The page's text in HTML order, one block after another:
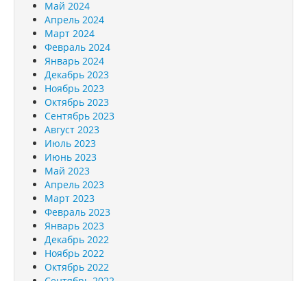
Май 2024
Апрель 2024
Март 2024
Февраль 2024
Январь 2024
Декабрь 2023
Ноябрь 2023
Октябрь 2023
Сентябрь 2023
Август 2023
Июль 2023
Июнь 2023
Май 2023
Апрель 2023
Март 2023
Февраль 2023
Январь 2023
Декабрь 2022
Ноябрь 2022
Октябрь 2022